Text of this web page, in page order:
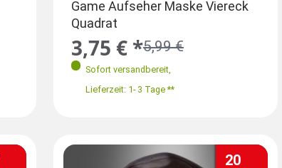
Game Spielleiter Frontman
46,99 €
ab 29,99 € *
Sofort versandbereit,
Lieferzeit: 1- 3 Tage **
Größen
40-42
Game Aufseher Maske Viereck
Quadrat
5,99 €
3,75 € *
Sofort versandbereit,
Lieferzeit: 1- 3 Tage **
20